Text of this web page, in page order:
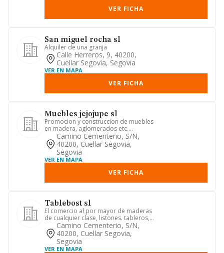
VER FICHA
San miguel rocha sl
Alquiler de una granja
Calle Herreros, 9, 40200,
Cuellar Segovia, Segovia
VER EN MAPA
VER FICHA
Muebles jejojupe sl
Promocion y construccion de muebles
en madera, aglomerados etc.
compraventa de citados muebles.
com...
Camino Cementerio, S/n,
40200, Cuellar Segovia,
Segovia
VER EN MAPA
VER FICHA
Tablebost sl
El comercio al por mayor de maderas
de cualquier clase, listones. tableros,
postformados, productos...
Camino Cementerio, S/n,
40200, Cuellar Segovia,
Segovia
VER EN MAPA